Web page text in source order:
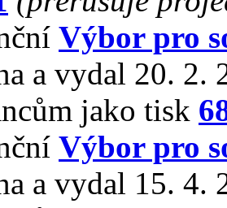
Výbor pro
a vydal 20. 2.
jako tisk
Výbor pro
a vydal 15. 4.